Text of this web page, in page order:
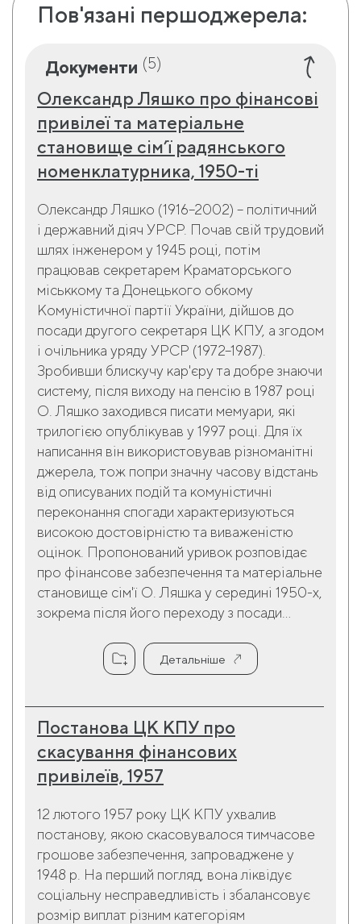
Пов'язані першоджерела:
Документи (5)
Олександр Ляшко про фінансові
привілеї та матеріальне
становище сім’ї радянського
номенклатурника, 1950-ті
Олександр Ляшко (1916–2002) – політичний
і державний діяч УРСР. Почав свій трудовий
шлях інженером у 1945 році, потім
працював секретарем Краматорського
міськкому та Донецького обкому
Комуністичної партії України, дійшов до
посади другого секретаря ЦК КПУ, а згодом
і очільника уряду УРСР (1972–1987).
Зробивши блискучу кар'єру та добре знаючи
систему, після виходу на пенсію в 1987 році
О. Ляшко заходився писати мемуари, які
трилогією опублікував у 1997 році. Для їх
написання він використовував різноманітні
джерела, тож попри значну часову відстань
від описуваних подій та комуністичні
переконання спогади характеризуються
високою достовірністю та виваженістю
оцінок. Пропонований уривок розповідає
про фінансове забезпечення та матеріальне
становище сім'ї О. Ляшка у середині 1950-х,
зокрема після його переходу з посади...
Детальніше
Постанова ЦК КПУ про
скасування фінансових
привілеїв, 1957
12 лютого 1957 року ЦК КПУ ухвалив
постанову, якою скасовувалося тимчасове
грошове забезпечення, запроваджене у
1948 р. На перший погляд, вона ліквідує
соціальну несправедливість і збалансовує
розмір виплат різним категоріям